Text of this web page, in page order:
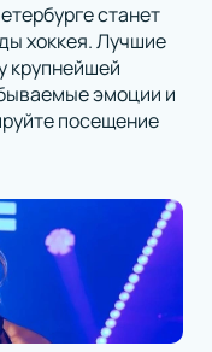
станет
хоккея. Лучшие
крупнейшей
эмоции и
посещение